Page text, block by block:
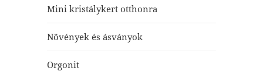
Mini kristálykert otthonra
Növények és ásványok
Orgonit